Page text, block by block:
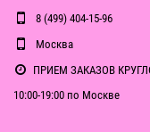
8 (499) 404-15-96
Москва
ПРИЕМ ЗАКАЗОВ
10:00-19:00 по Москве